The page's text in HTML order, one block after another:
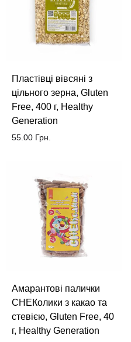
Пластівці вівсяні з
цільного зерна, Gluten
Free, 400 г, Healthy
Generation
55.00 Грн.
Амарантові палички
СНЕКолики з какао та
стевією, Gluten Free, 40
г, Healthy Generation